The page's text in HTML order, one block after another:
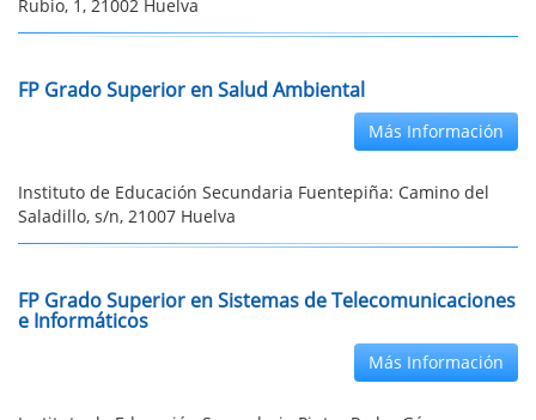
Rubio, 1, 21002 Huelva
FP Grado Superior en Salud Ambiental
Más Información
Instituto de Educación Secundaria Fuentepiña: Camino del
Saladillo, s/n, 21007 Huelva
FP Grado Superior en Sistemas de Telecomunicaciones
e Informáticos
Más Información